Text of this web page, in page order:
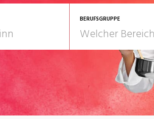
BERUFSGRUPPE
Gesundheit/Pflege/Soziales
Kultur